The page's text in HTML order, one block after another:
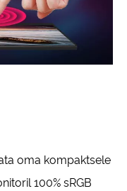
oma kompaktsele
100% sRGB